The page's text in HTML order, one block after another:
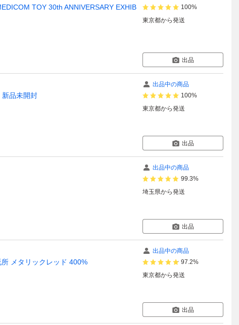
TOY 30th ANNIVERSARY EXHIB
100%
東京都から発送
出品
新品未開封
出品中の商品
100%
東京都から発送
出品
出品中の商品
99.3%
埼玉県から発送
出品
メタリックレッド 400%
出品中の商品
97.2%
東京都から発送
出品